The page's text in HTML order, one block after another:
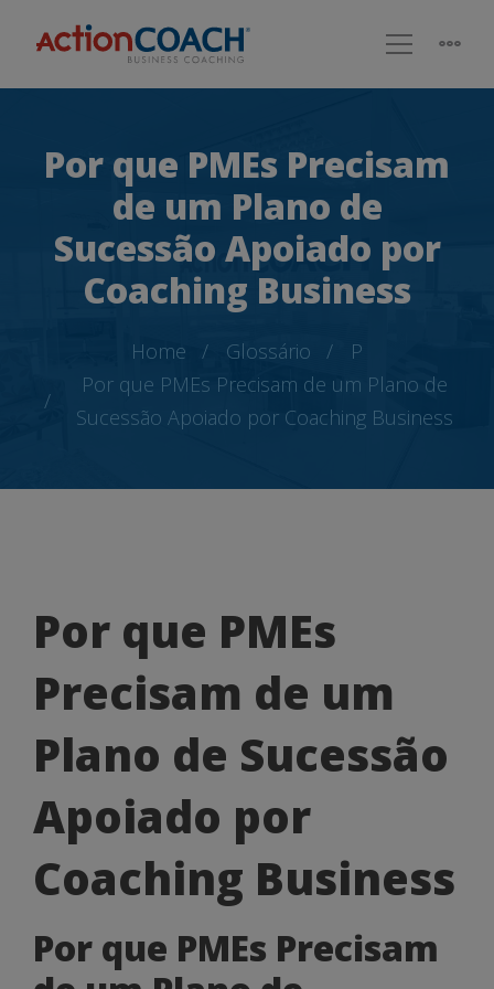
Por que PMEs Precisam
de um Plano de
Sucessão Apoiado por
Coaching Business
Home Glossário
P
Por que PMEs Precisam de um Plano de
Sucessão Apoiado por Coaching Business
Por
que
PMEs
Precisam
de
um
Plano
Sucessão
Por que PMEs
Precisam de um
Plano de Sucessão
Apoiado por
Coaching Business
Por que PMEs Precisam